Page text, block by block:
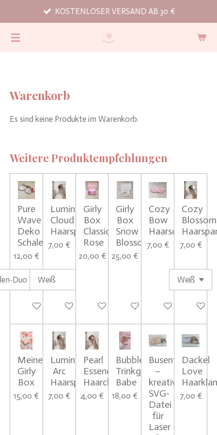
Hauptinhalt
springen
KOSTENLOSER VERSAND AB 30 €
Warenkorb
Es sind keine Produkte im Warenkorb.
Weitere Produktempfehlungen
Pure
Wave
Deko
Schale
12,00 €
In den Warenkorb
Luminous
Cloud
Haarspange
7,00 €
In den Warenkorb
Girly
Box
Classic
Rose
20,00 €
In den Warenkorb
Girly
Box
Snow
Blossom
25,00 €
In den Warenkorb
Cozy
Bow
Haarschleife
7,00 €
In den Warenkorb
Cozy
Blossom
7,00 €
In den
Meine
Girly
Box
15,00 €
Luminous
Arc
Haarspange
7,00 €
Pearl
Essence
Haarclips
4,00 €
Bubble
Trinkglas
Babe
18,00 €
Busenfreundin
–
kreative
SVG-
Datei
für
Laser
Dackel
Love
7,00 €